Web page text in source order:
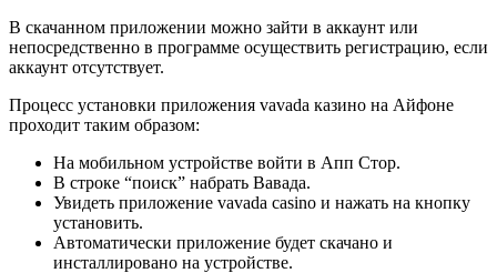
В скачанном приложении можно зайти в аккаунт или
непосредственно в программе осуществить регистрацию, если
аккаунт отсутствует.
Процесс установки приложения vavada казино на Айфоне
проходит таким образом:
На мобильном устройстве войти в Апп Стор.
В строке “поиск” набрать Вавада.
Увидеть приложение vavada casino и нажать на кнопку
установить.
Автоматически приложение будет скачано и
инсталлировано на устройстве.